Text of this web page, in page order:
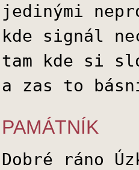
jedinými
kde signál
tam kde si
a zas to
PAMÁTNÍK
Dobré ráno